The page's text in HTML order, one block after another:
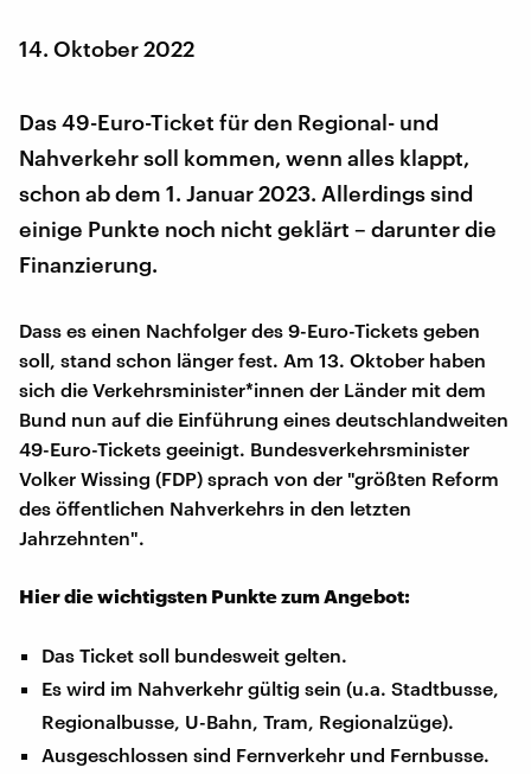
14. Oktober 2022
Das 49-Euro-Ticket für den Regional- und
Nahverkehr soll kommen, wenn alles klappt,
schon ab dem 1. Januar 2023. Allerdings sind
einige Punkte noch nicht geklärt – darunter die
Finanzierung.
Dass es einen Nachfolger des 9-Euro-Tickets geben
soll, stand schon länger fest. Am 13. Oktober haben
sich die Verkehrsminister*innen der Länder mit dem
Bund nun auf die Einführung eines deutschlandweiten
49-Euro-Tickets geeinigt. Bundesverkehrsminister
Volker Wissing (FDP) sprach von der "größten Reform
des öffentlichen Nahverkehrs in den letzten
Jahrzehnten".
Hier die wichtigsten Punkte zum Angebot:
Das Ticket soll bundesweit gelten.
Es wird im Nahverkehr gültig sein (u.a. Stadtbusse,
Regionalbusse, U-Bahn, Tram, Regionalzüge).
Ausgeschlossen sind Fernverkehr und Fernbusse.